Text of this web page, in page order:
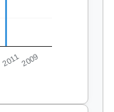
20112009